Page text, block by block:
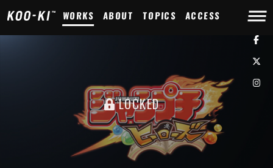
WORKS ABOUT TOPICS ACCESS
LOCKED